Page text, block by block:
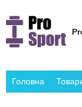
Головна